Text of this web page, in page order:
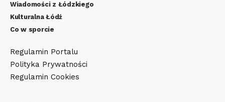
Wiadomości z Łódzkiego
Kulturalna Łódź
Co w sporcie
Regulamin Portalu
Polityka Prywatności
Regulamin Cookies